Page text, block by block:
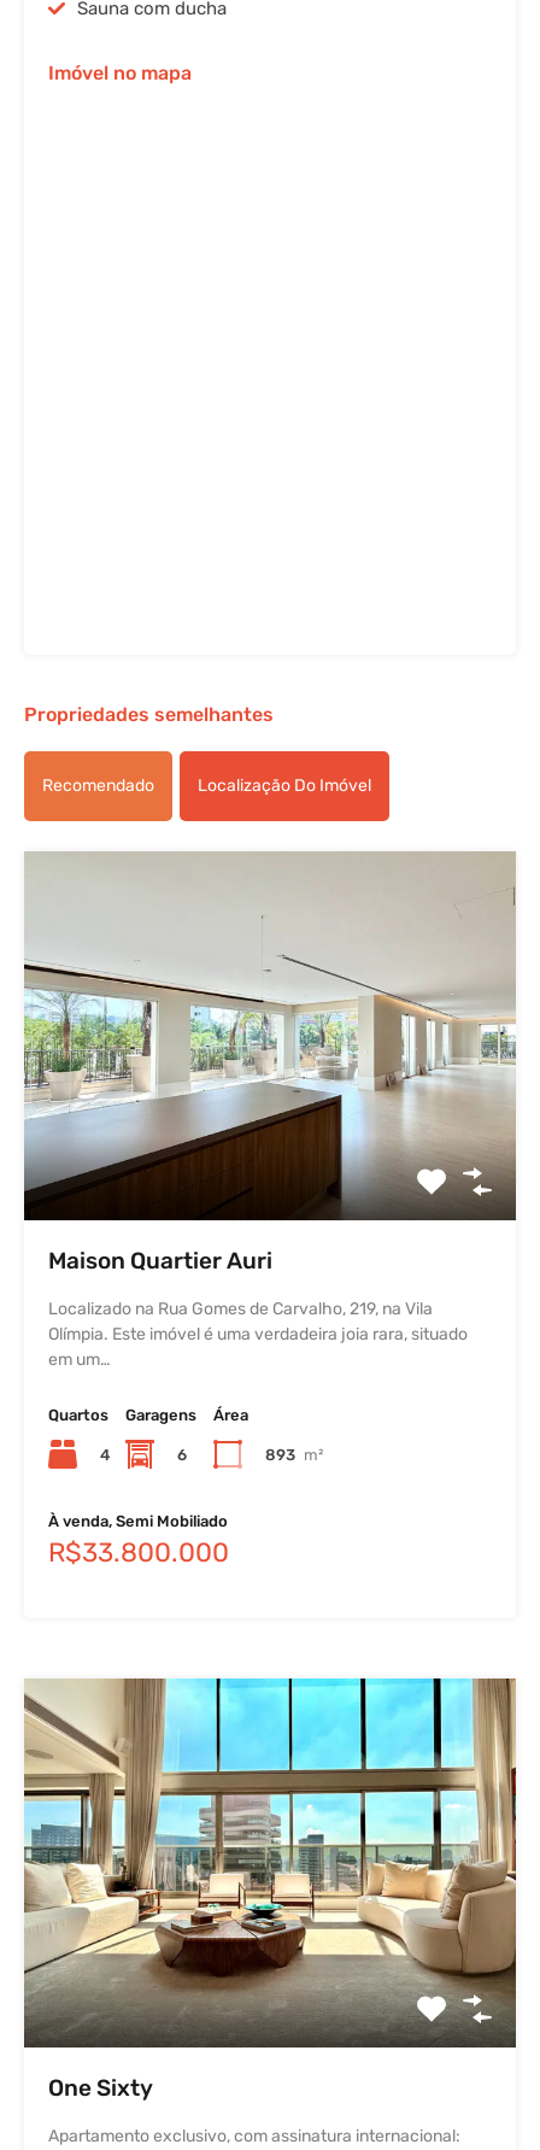
Sauna com ducha
Imóvel no mapa
Propriedades semelhantes
Recomendado Localização Do Imóvel
Maison Quartier Auri
Localizado na Rua Gomes de Carvalho, 219, na Vila
Olímpia. Este imóvel é uma verdadeira joia rara, situado
em um…
Quartos
4
Garagens
6
Área
893 m²
À venda, Semi Mobiliado
R$33.800.000
One Sixty
Apartamento exclusivo, com assinatura internacional: